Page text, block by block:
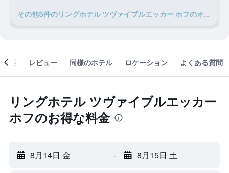
​その他5​件のリングホテル ツヴァイブルエッカー ホフのオファー
概要 レビュー 同様のホテル ロケーション よくある質問
リングホテル ツヴァイブルエッカー
ホフのお得な料金
8月14日 金 - 8月15日 土